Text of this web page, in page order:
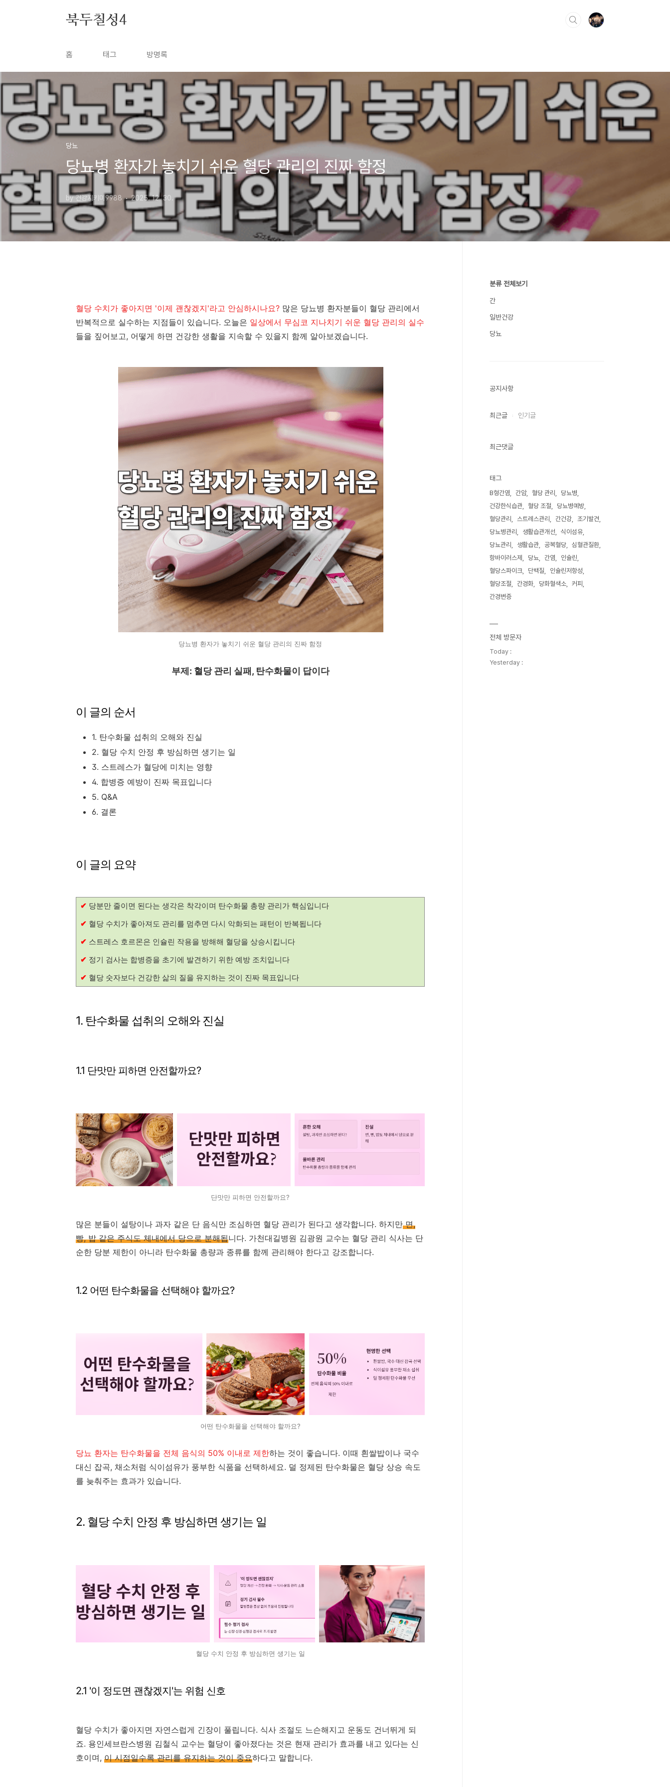
북두칠성4
홈 태그 방명록
당뇨
당뇨병 환자가 놓치기 쉬운 혈당 관리의 진짜 함정
by 건강지키미9988 2025. 12. 30.
혈당 수치가 좋아지면 '이제 괜찮겠지'라고 안심하시나요? 많은 당뇨병 환자분들이 혈당 관리에서
반복적으로 실수하는 지점들이 있습니다. 오늘은 일상에서 무심코 지나치기 쉬운 혈당 관리의 실수
들을 짚어보고, 어떻게 하면 건강한 생활을 지속할 수 있을지 함께 알아보겠습니다.
당뇨병 환자가 놓치기 쉬운 혈당 관리의 진짜 함정
부제: 혈당 관리 실패, 탄수화물이 답이다
이 글의 순서
1. 탄수화물 섭취의 오해와 진실
2. 혈당 수치 안정 후 방심하면 생기는 일
3. 스트레스가 혈당에 미치는 영향
4. 합병증 예방이 진짜 목표입니다
5. Q&A
6. 결론
이 글의 요약
✔ 당분만 줄이면 된다는 생각은 착각이며 탄수화물 총량 관리가 핵심입니다
✔ 혈당 수치가 좋아져도 관리를 멈추면 다시 악화되는 패턴이 반복됩니다
✔ 스트레스 호르몬은 인슐린 작용을 방해해 혈당을 상승시킵니다
✔ 정기 검사는 합병증을 초기에 발견하기 위한 예방 조치입니다
✔ 혈당 숫자보다 건강한 삶의 질을 유지하는 것이 진짜 목표입니다
1. 탄수화물 섭취의 오해와 진실
1.1 단맛만 피하면 안전할까요?
단맛만 피하면 안전할까요?
많은 분들이 설탕이나 과자 같은 단 음식만 조심하면 혈당 관리가 된다고 생각합니다. 하지만면,
빵, 밥 같은 주식도 체내에서 당으로 분해됩니다. 가천대길병원 김광원 교수는 혈당 관리 식사는 단
순한 당분 제한이 아니라 탄수화물 총량과 종류를 함께 관리해야 한다고 강조합니다.
1.2 어떤 탄수화물을 선택해야 할까요?
어떤 탄수화물을 선택해야 할까요?
당뇨 환자는 탄수화물을 전체 음식의 50% 이내로 제한하는 것이 좋습니다. 이때 흰쌀밥이나 국수
대신 잡곡, 채소처럼 식이섬유가 풍부한 식품을 선택하세요. 덜 정제된 탄수화물은 혈당 상승 속도
를 늦춰주는 효과가 있습니다.
2. 혈당 수치 안정 후 방심하면 생기는 일
혈당 수치 안정 후 방심하면 생기는 일
2.1 '이 정도면 괜찮겠지'는 위험 신호
혈당 수치가 좋아지면 자연스럽게 긴장이 풀립니다. 식사 조절도 느슨해지고 운동도 건너뛰게 되
죠. 용인세브란스병원 김철식 교수는 혈당이 좋아졌다는 것은 현재 관리가 효과를 내고 있다는 신
호이며, 이 시점일수록 관리를 유지하는 것이 중요하다고 말합니다.
분류 전체보기
간
일반건강
당뇨
공지사항
최근글 인기글
최근댓글
태그
B형간염 간암 혈당 관리
당뇨병
건강한식습관
혈당 조절
당뇨병예방
혈당관리
스트레스관리 간건강
조기발견
당뇨병관리
생활습관개선
식이섬유
당뇨관리
생활습관 공복혈당
심혈관질환
항바이러스제
당뇨 간염
인슐린
혈당스파이크
단백질
인슐린저항성
혈당조절
간경화 당화혈색소
커피
간경변증
전체 방문자
Today :
Yesterday :